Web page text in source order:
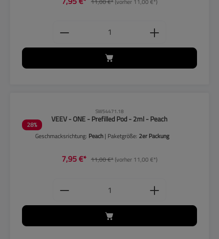
Produkt Anzahl: Gib den
28%
SW54471.18
VEEV - ONE - Prefilled Pod - 2ml - Peach
Geschmacksrichtung: Peach | Paketgröße: 2er Packung
7,95 €* 11,00 €*(vorher 11,00 €*)
Produkt Anzahl: Gib den